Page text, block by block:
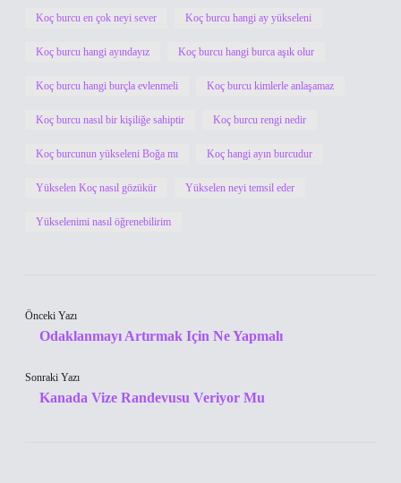
Koç burcu en çok neyi sever Koç burcu hangi ay yükseleni
Koç burcu hangi ayındayız Koç burcu hangi burca aşık olur
Koç burcu hangi burçla evlenmeli Koç burcu kimlerle anlaşamaz
Koç burcu nasıl bir kişiliğe sahiptir Koç burcu rengi nedir
Koç burcunun yükseleni Boğa mı Koç hangi ayın burcudur
Yükselen Koç nasıl gözükür Yükselen neyi temsil eder
Yükselenimi nasıl öğrenebilirim
Önceki Yazı
Odaklanmayı Artırmak Için Ne Yapmalı
Sonraki Yazı
Kanada Vize Randevusu Veriyor Mu